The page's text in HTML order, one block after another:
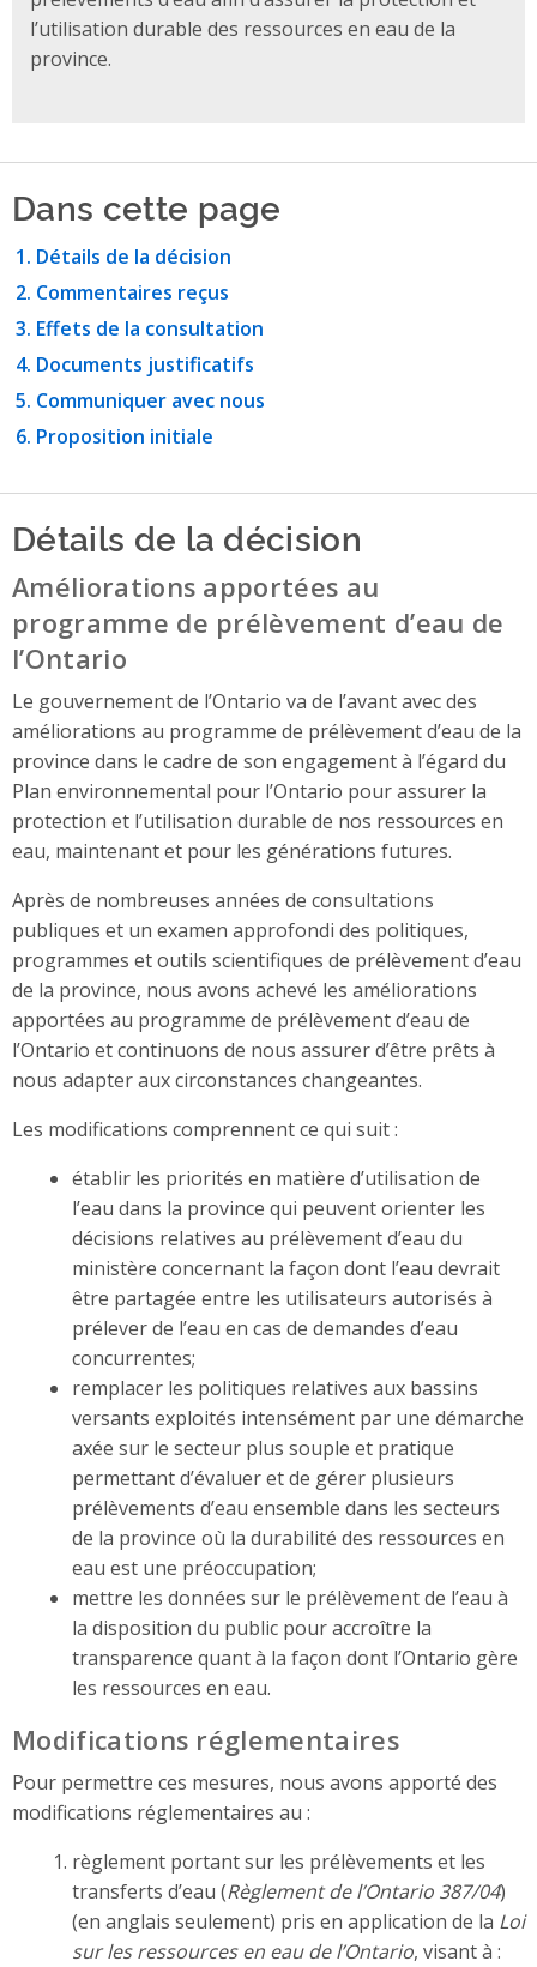
l’utilisation durable des ressources en eau de la
province.
Dans cette page
Détails de la décision
Commentaires reçus
Effets de la consultation
Documents justificatifs
Communiquer avec nous
Proposition initiale
Détails de la décision
Améliorations apportées au
programme de prélèvement d’eau de
l’Ontario
Le gouvernement de l’Ontario va de l’avant avec des
améliorations au programme de prélèvement d’eau de la
province dans le cadre de son engagement à l’égard du
Plan environnemental pour l’Ontario pour assurer la
protection et l’utilisation durable de nos ressources en
eau, maintenant et pour les générations futures.
Après de nombreuses années de consultations
publiques et un examen approfondi des politiques,
programmes et outils scientifiques de prélèvement d’eau
de la province, nous avons achevé les améliorations
apportées au programme de prélèvement d’eau de
l’Ontario et continuons de nous assurer d’être prêts à
nous adapter aux circonstances changeantes.
Les modifications comprennent ce qui suit :
établir les priorités en matière d’utilisation de
l’eau dans la province qui peuvent orienter les
décisions relatives au prélèvement d’eau du
ministère concernant la façon dont l’eau devrait
être partagée entre les utilisateurs autorisés à
prélever de l’eau en cas de demandes d’eau
concurrentes;
remplacer les politiques relatives aux bassins
versants exploités intensément par une démarche
axée sur le secteur plus souple et pratique
permettant d’évaluer et de gérer plusieurs
prélèvements d’eau ensemble dans les secteurs
de la province où la durabilité des ressources en
eau est une préoccupation;
mettre les données sur le prélèvement de l’eau à
la disposition du public pour accroître la
transparence quant à la façon dont l’Ontario gère
les ressources en eau.
Modifications réglementaires
Pour permettre ces mesures, nous avons apporté des
modifications réglementaires au :
règlement portant sur les prélèvements et les
transferts d’eau (Règlement de l’Ontario 387/04)
(en anglais seulement) pris en application de la Loi
sur les ressources en eau de l’Ontario, visant à :